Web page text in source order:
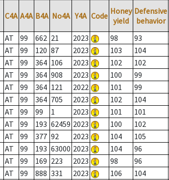
C4A A4A B4A No4A Y4A Code Honey
yield
Defensive
behavior
AT 99 662 21 2023 98 93
AT 99 120 87 2023 103 104
AT 99 364 106 2023 102 102
AT 99 364 908 2023 100 99
AT 99 364 121 2022 101 99
AT 99 364 705 2023 102 104
AT 99 99 1 2023 101 101
AT 99 193 62459 2023 100 102
AT 99 377 92 2023 104 105
AT 99 193 63000 2023 104 96
AT 99 169 223 2023 98 96
AT 99 888 331 2023 106 104